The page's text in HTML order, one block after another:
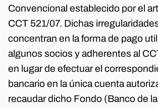
Convencional establecido por el
CCT 521/07. Dichas
concentran en la forma de pago
algunos socios y adherentes al
en lugar de efectuar el
bancario en la única cuenta
recaudar dicho Fondo (Banco de